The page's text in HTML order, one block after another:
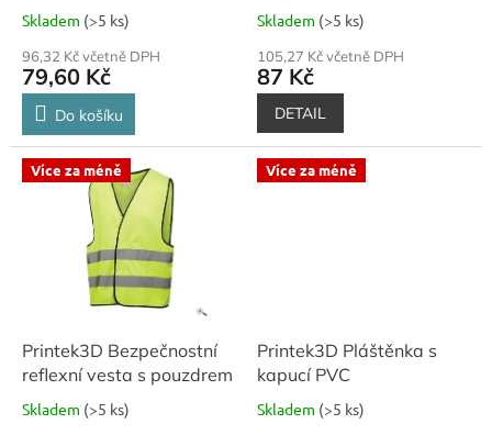
ů
Skladem (>5 ks)
96,32 Kč včetně DPH
79,60 Kč
Do košíku
Skladem (>5 ks)
105,27 Kč včetně DPH
87 Kč
DETAIL
Více za méně
Printek3D Bezpečnostní
reflexní vesta s pouzdrem
Skladem (>5 ks)
Více za méně
Printek3D Pláštěnka s
kapucí PVC
Skladem (>5 ks)